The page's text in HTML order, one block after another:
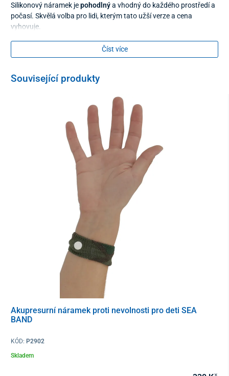
Silikonový náramek jepohodlnýa vhodný do každého prostředí a
počasí. Skvělá volba pro lidi, kterým tato užší verze a cena
vyhovuje.
Kvalita silikonového náramku záchranysplňuje nejvyšší
parametry a zaručuje jednoduché udržování čistoty. Náramek je
cm.
Číst více
Související produkty
Akupresurní náramek proti nevolnosti pro deti SEA
BAND
KÓD: P2902
Skladem